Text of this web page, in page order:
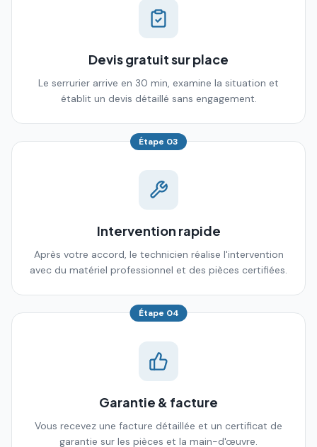
Devis gratuit sur place
Le serrurier arrive en 30 min, examine la situation et
établit un devis détaillé sans engagement.
Étape 03
Intervention rapide
Après votre accord, le technicien réalise l'intervention
avec du matériel professionnel et des pièces certifiées.
Étape 04
Garantie & facture
Vous recevez une facture détaillée et un certificat de
garantie sur les pièces et la main-d'œuvre.